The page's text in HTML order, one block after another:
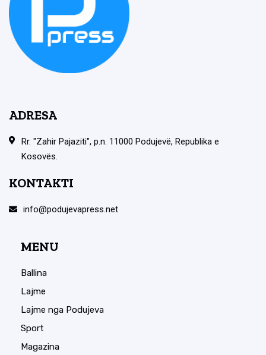
ADRESA
Rr. "Zahir Pajaziti", p.n. 11000 Podujevë, Republika e
Kosovës.
KONTAKTI
info@podujevapress.net
MENU
Ballina
Lajme
Lajme nga Podujeva
Sport
Magazina